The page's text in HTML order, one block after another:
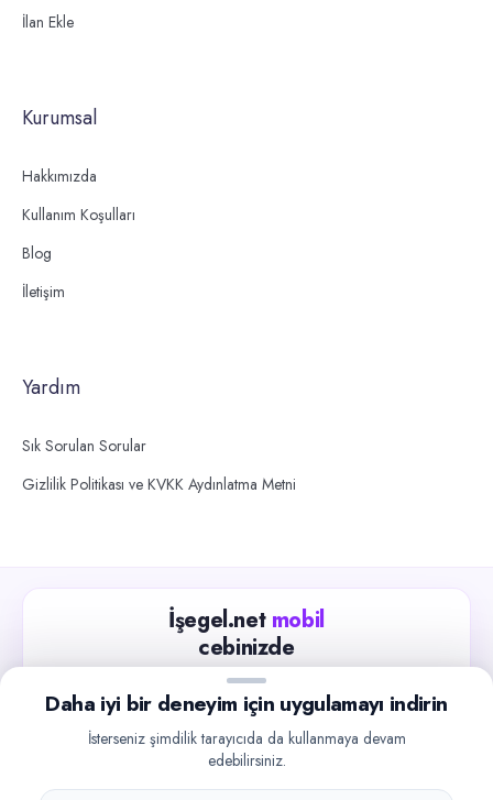
İlan Ekle
Kurumsal
Hakkımızda
Kullanım Koşulları
Blog
İletişim
Yardım
Sık Sorulan Sorular
Gizlilik Politikası ve KVKK Aydınlatma Metni
İşegel.net mobil
cebinizde
Güncel iş ilanlarını takip edin, işverenlerle hızlıca
iletişime geçin.
Google Play
Daha iyi bir deneyim için uygulamayı indirin
İsterseniz şimdilik tarayıcıda da kullanmaya devam
edebilirsiniz.